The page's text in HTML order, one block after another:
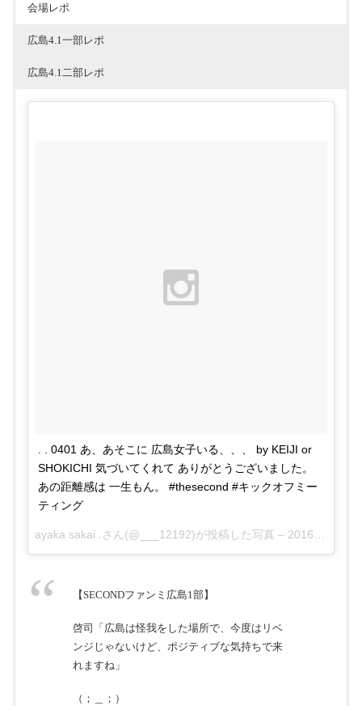
会場レポ
広島4.1一部レポ
広島4.1二部レポ
. . 0401 あ、あそこに 広島女子いる、、、 by KEIJI or
SHOKICHI 気づいてくれて ありがとうございました。
あの距離感は 一生もん。 #thesecond #キックオフミー
ティング
ayaka sakai .さん(@___12192)が投稿した写真 – 2016 4月 1 6:01午前 PDT
【SECONDファンミ広島1部】
啓司「広島は怪我をした場所で、今度はリベ
ンジじゃないけど、ポジティブな気持ちで来
れますね」
（；＿；）